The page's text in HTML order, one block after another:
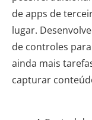
de apps de
lugar.
de controles
ainda mais
capturar